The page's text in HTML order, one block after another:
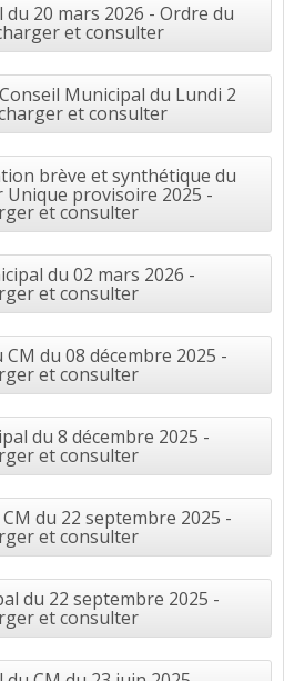
20 mars 2026 - Ordre du
et consulter
Municipal du Lundi 2
et consulter
brève et synthétique du
Unique provisoire 2025 -
et consulter
du 02 mars 2026 -
et consulter
du 08 décembre 2025 -
et consulter
du 8 décembre 2025 -
et consulter
du 22 septembre 2025 -
et consulter
du 22 septembre 2025 -
et consulter